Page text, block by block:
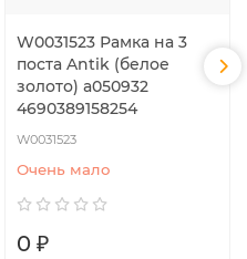
W0031523 Рамка на 3
поста Antik (белое
золото) a050932
4690389158254
W0031523
Очень мало
0 ₽